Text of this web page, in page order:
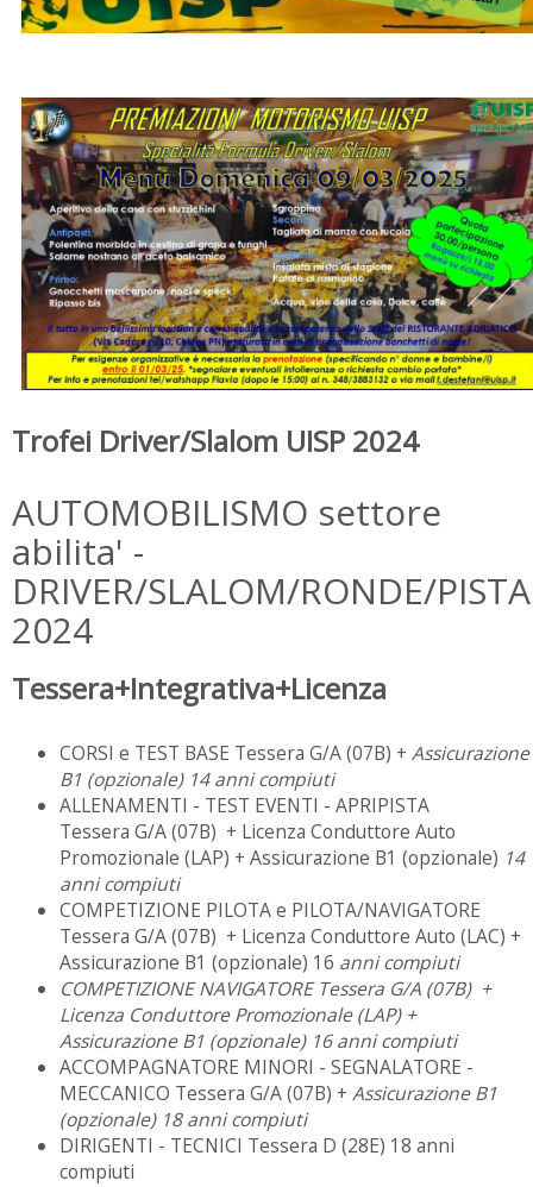
Trofei Driver/Slalom UISP 2024
AUTOMOBILISMO settore
abilita' -
DRIVER/SLALOM/RONDE/PISTA
2024
Tessera+Integrativa+Licenza
CORSI e TEST BASE Tessera G/A (07B) + Assicurazione
B1 (opzionale) 14 anni compiuti
ALLENAMENTI - TEST EVENTI - APRIPISTA
Tessera G/A (07B) + Licenza Conduttore Auto
Promozionale (LAP) + Assicurazione B1 (opzionale) 14
anni compiuti
COMPETIZIONE PILOTA e PILOTA/NAVIGATORE
Tessera G/A (07B) + Licenza Conduttore Auto (LAC) +
Assicurazione B1 (opzionale) 16 anni compiuti
COMPETIZIONE NAVIGATORE Tessera G/A (07B) +
Licenza Conduttore Promozionale (LAP) +
Assicurazione B1 (opzionale) 16 anni compiuti
ACCOMPAGNATORE MINORI - SEGNALATORE -
MECCANICO Tessera G/A (07B) + Assicurazione B1
(opzionale) 18 anni compiuti
DIRIGENTI - TECNICI Tessera D (28E) 18 anni
compiuti